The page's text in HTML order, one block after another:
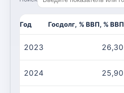
Год Госдолг, % ВВП, % ВВП
2023 26,30
2024 25,90